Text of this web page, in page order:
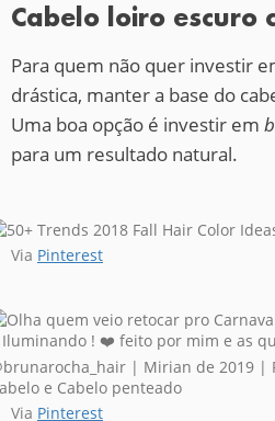
Cabelo loiro escuro
Para quem não quer investir
drástica, manter a base do
Uma boa opção é investir em
para um resultado natural.
Via Pinterest
Via Pinterest